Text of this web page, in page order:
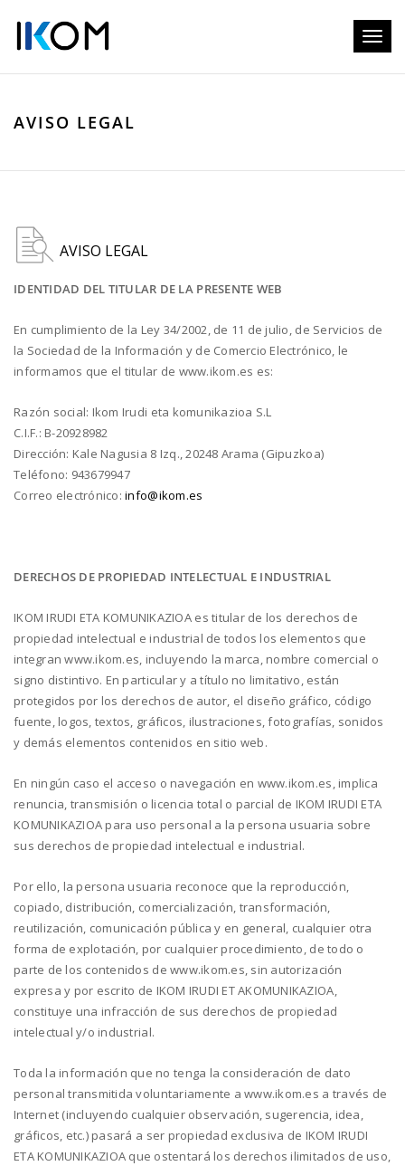
Toggle
AVISO LEGAL
AVISO LEGAL
IDENTIDAD DEL TITULAR DE LA PRESENTE WEB
En cumplimiento de la Ley 34/2002, de 11 de julio, de Servicios de
la Sociedad de la Información y de Comercio Electrónico, le
informamos que el titular de www.ikom.es es:
Razón social: Ikom Irudi eta komunikazioa S.L
C.I.F.: B-20928982
Dirección: Kale Nagusia 8 Izq., 20248 Arama (Gipuzkoa)
Teléfono: 943679947
Correo electrónico:info@ikom.es
DERECHOS DE PROPIEDAD INTELECTUAL E INDUSTRIAL
IKOM IRUDI ETA KOMUNIKAZIOA es titular de los derechos de
propiedad intelectual e industrial de todos los elementos que
integran www.ikom.es, incluyendo la marca, nombre comercial o
signo distintivo. En particular y a título no limitativo, están
protegidos por los derechos de autor, el diseño gráfico, código
fuente, logos, textos, gráficos, ilustraciones, fotografías, sonidos
y demás elementos contenidos en sitio web.
En ningún caso el acceso o navegación en www.ikom.es, implica
renuncia, transmisión o licencia total o parcial de IKOM IRUDI ETA
KOMUNIKAZIOA para uso personal a la persona usuaria sobre
sus derechos de propiedad intelectual e industrial.
Por ello, la persona usuaria reconoce que la reproducción,
copiado, distribución, comercialización, transformación,
reutilización, comunicación pública y en general, cualquier otra
forma de explotación, por cualquier procedimiento, de todo o
parte de los contenidos de www.ikom.es, sin autorización
expresa y por escrito de IKOM IRUDI ET AKOMUNIKAZIOA,
constituye una infracción de sus derechos de propiedad
intelectual y/o industrial.
Toda la información que no tenga la consideración de dato
personal transmitida voluntariamente a www.ikom.es a través de
Internet (incluyendo cualquier observación, sugerencia, idea,
gráficos, etc.) pasará a ser propiedad exclusiva de IKOM IRUDI
ETA KOMUNIKAZIOA que ostentará los derechos ilimitados de uso,